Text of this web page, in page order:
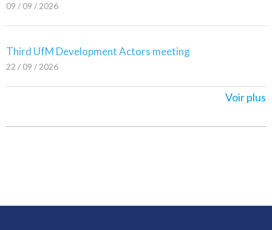
09 / 09 / 2026
Third UfM Development Actors meeting
22 / 09 / 2026
Voir plus